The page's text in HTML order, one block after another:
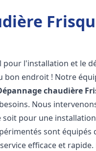
l'installation et le
bon endroit ! Notre
chaudière
Nous
soit pour une
sont équipés
efficace et